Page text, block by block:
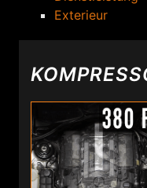
Exterieur